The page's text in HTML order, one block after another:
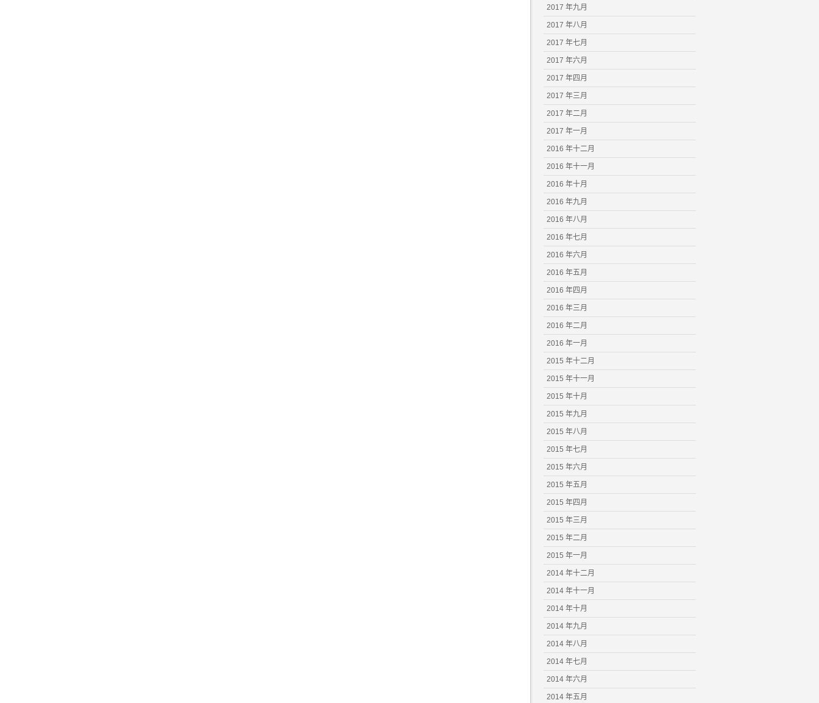
2017 年九月
2017 年八月
2017 年七月
2017 年六月
2017 年四月
2017 年三月
2017 年二月
2017 年一月
2016 年十二月
2016 年十一月
2016 年十月
2016 年九月
2016 年八月
2016 年七月
2016 年六月
2016 年五月
2016 年四月
2016 年三月
2016 年二月
2016 年一月
2015 年十二月
2015 年十一月
2015 年十月
2015 年九月
2015 年八月
2015 年七月
2015 年六月
2015 年五月
2015 年四月
2015 年三月
2015 年二月
2015 年一月
2014 年十二月
2014 年十一月
2014 年十月
2014 年九月
2014 年八月
2014 年七月
2014 年六月
2014 年五月